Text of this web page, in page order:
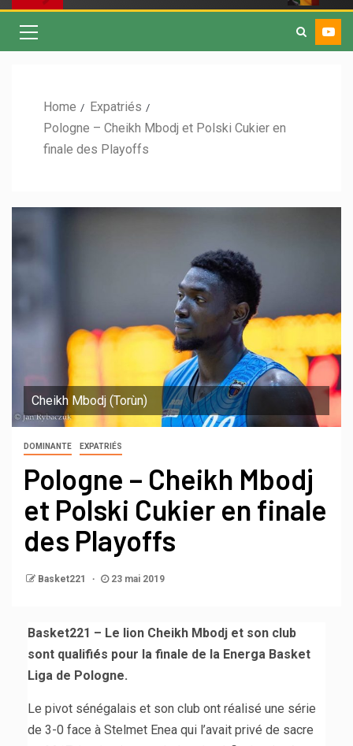
Home
Expatriés
Pologne – Cheikh Mbodj et Polski Cukier en
finale des Playoffs
Cheikh Mbodj (Torùn)
DOMINANTE EXPATRIÉS
Pologne – Cheikh Mbodj
et Polski Cukier en finale
des Playoffs
Basket221 23 mai 2019
Basket221 – Le lion Cheikh Mbodj et son club
sont qualifiés pour la finale de la Energa Basket
Liga de Pologne.
Le pivot sénégalais et son club ont réalisé une série
de 3-0 face à Stelmet Enea qui l’avait privé de sacre